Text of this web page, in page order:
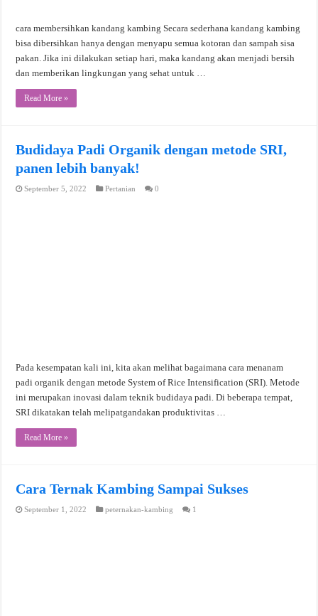
cara membersihkan kandang kambing Secara sederhana kandang kambing
bisa dibersihkan hanya dengan menyapu semua kotoran dan sampah sisa
pakan. Jika ini dilakukan setiap hari, maka kandang akan menjadi bersih
dan memberikan lingkungan yang sehat untuk …
Read More »
Budidaya Padi Organik dengan metode SRI,
panen lebih banyak!
September 5, 2022 Pertanian 0
Pada kesempatan kali ini, kita akan melihat bagaimana cara menanam
padi organik dengan metode System of Rice Intensification (SRI). Metode
ini merupakan inovasi dalam teknik budidaya padi. Di beberapa tempat,
SRI dikatakan telah melipatgandakan produktivitas …
Read More »
Cara Ternak Kambing Sampai Sukses
September 1, 2022 peternakan-kambing 1